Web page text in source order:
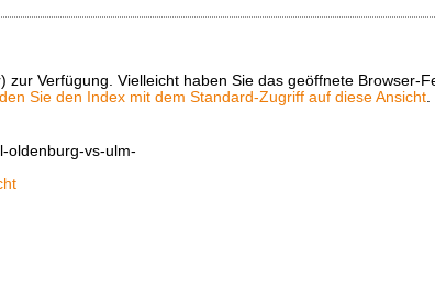
zur Verfügung. Vielleicht haben Sie das geöffnete
Sie den Index mit dem Standard-Zugriff auf diese Ansicht.